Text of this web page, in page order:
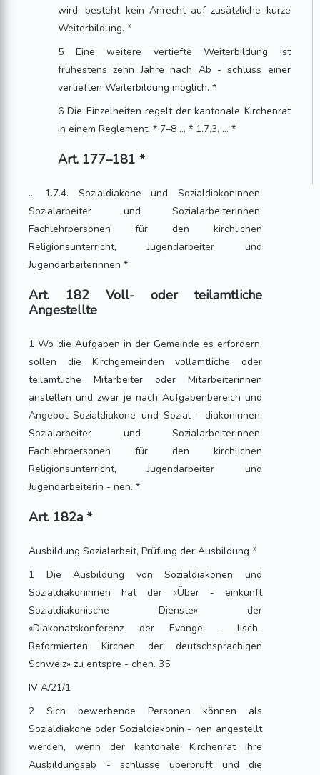
wird, besteht kein Anrecht auf zusätzliche kurze
Weiterbildung. *
5 Eine weitere vertiefte Weiterbildung ist
frühestens zehn Jahre nach Ab - schluss einer
vertieften Weiterbildung möglich. *
6 Die Einzelheiten regelt der kantonale Kirchenrat
in einem Reglement. * 7–8 ... * 1.7.3. ... *
Art. 177–181 *
... 1.7.4. Sozialdiakone und Sozialdiakoninnen,
Sozialarbeiter und Sozialarbeiterinnen,
Fachlehrpersonen für den kirchlichen
Religionsunterricht, Jugendarbeiter und
Jugendarbeiterinnen *
Art. 182 Voll- oder teilamtliche
Angestellte
1 Wo die Aufgaben in der Gemeinde es erfordern,
sollen die Kirchgemeinden vollamtliche oder
teilamtliche Mitarbeiter oder Mitarbeiterinnen
anstellen und zwar je nach Aufgabenbereich und
Angebot Sozialdiakone und Sozial - diakoninnen,
Sozialarbeiter und Sozialarbeiterinnen,
Fachlehrpersonen für den kirchlichen
Religionsunterricht, Jugendarbeiter und
Jugendarbeiterin - nen. *
Art. 182a *
Ausbildung Sozialarbeit, Prüfung der Ausbildung *
1 Die Ausbildung von Sozialdiakonen und
Sozialdiakoninnen hat der «Über - einkunft
Sozialdiakonische Dienste» der
«Diakonatskonferenz der Evange - lisch-
Reformierten Kirchen der deutschsprachigen
Schweiz» zu entspre - chen. 35
IV A/21/1
2 Sich bewerbende Personen können als
Sozialdiakone oder Sozialdiakonin - nen angestellt
werden, wenn der kantonale Kirchenrat ihre
Ausbildungsab - schlüsse überprüft und die